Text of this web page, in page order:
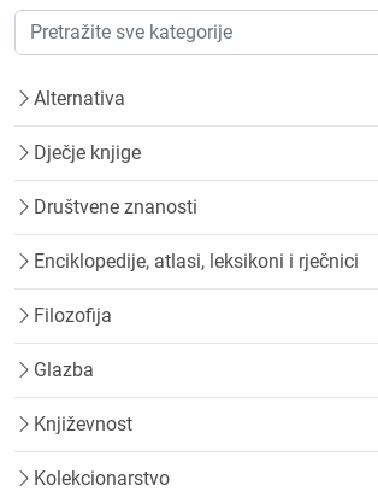
Alternativa
Dječje knjige
Društvene znanosti
Enciklopedije, atlasi, leksikoni i rječnici
Filozofija
Glazba
Književnost
Kolekcionarstvo